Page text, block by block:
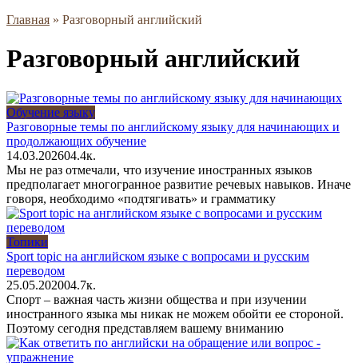
Главная » Разговорный английский
Разговорный английский
Обучение языку
Разговорные темы по английскому языку для начинающих и
продолжающих обучение
14.03.202604.4к.
Мы не раз отмечали, что изучение иностранных языков
предполагает многогранное развитие речевых навыков. Иначе
говоря, необходимо «подтягивать» и грамматику
Топики
Sport topic на английском языке с вопросами и русским
переводом
25.05.202004.7к.
Спорт – важная часть жизни общества и при изучении
иностранного языка мы никак не можем обойти ее стороной.
Поэтому сегодня представляем вашему вниманию